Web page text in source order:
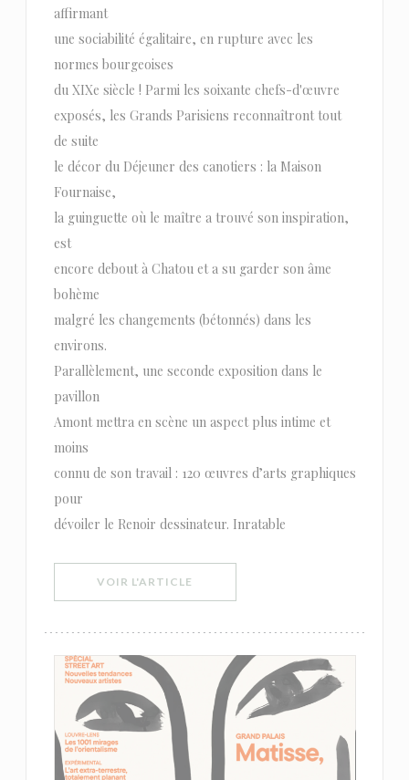
affirmant
une sociabilité égalitaire, en rupture avec les
normes bourgeoises
du XIXe siècle ! Parmi les soixante chefs-d'œuvre
exposés, les Grands Parisiens reconnaîtront tout
de suite
le décor du Déjeuner des canotiers : la Maison
Fournaise,
la guinguette où le maître a trouvé son inspiration,
est
encore debout à Chatou et a su garder son âme
bohème
malgré les changements (bétonnés) dans les
environs.
Parallèlement, une seconde exposition dans le
pavillon
Amont mettra en scène un aspect plus intime et
moins
connu de son travail : 120 œuvres d’arts graphiques
pour
dévoiler le Renoir dessinateur. Inratable
VOIR L'ARTICLE